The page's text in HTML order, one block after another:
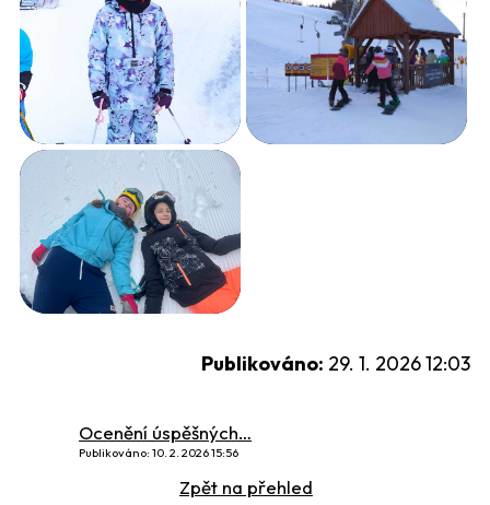
Publikováno: 29. 1. 2026 12:03
Ocenění úspěšných…
Publikováno: 10. 2. 2026 15:56
Zpět na přehled